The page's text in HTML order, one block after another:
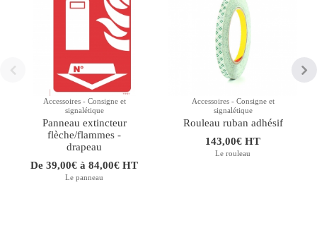
Accessoires - Consigne et
signalétique
Panneau extincteur
flèche/flammes -
drapeau
De 39,00€ à 84,00€ HT
Le panneau
Accessoires - Consigne et
signalétique
Rouleau ruban adhésif
143,00€ HT
Le rouleau